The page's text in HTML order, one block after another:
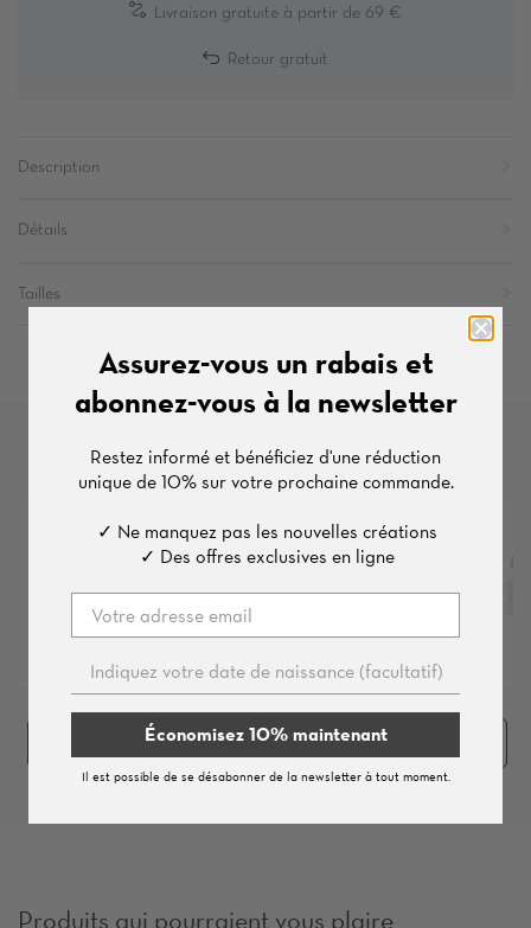
Livraison gratuite à partir de 69 €
Retour gratuit
Description
Détails
Tailles
Autres produits de cette série
Acheter l'ensemble (4pièces, 160 €)
Produits qui pourraient vous plaire
Assurez-vous un rabais et
abonnez-vous à la newsletter
Restez informé et bénéficiez d'une réduction
unique de 10%sur votre prochaine commande.
✓ Ne manquez pas les nouvelles créations
✓ Des offres exclusives en ligne
Économisez 10% maintenant
Il est possible de se désabonner de la newsletter à tout moment.